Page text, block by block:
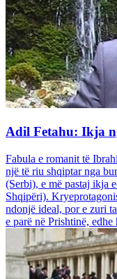
Adil Fetahu: Ikja
Fabula e romanit të
një të riu shqiptar nga
(Serbi), e më pastaj ikja
Shqipëri).
ndonjë ideal, por e zuri
e parë në Prishtinë,